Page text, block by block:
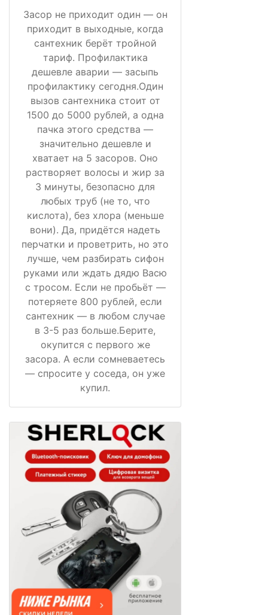
Засор не приходит один — он
приходит в выходные, когда
сантехник берёт тройной
тариф. Профилактика
дешевле аварии — засыпь
профилактику сегодня.Один
вызов сантехника стоит от
1500 до 5000 рублей, а одна
пачка этого средства —
значительно дешевле и
хватает на 5 засоров. Оно
растворяет волосы и жир за
3 минуты, безопасно для
любых труб (не то, что
кислота), без хлора (меньше
вони). Да, придётся надеть
перчатки и проветрить, но это
лучше, чем разбирать сифон
руками или ждать дядю Васю
с тросом. Если не пробьёт —
потеряете 800 рублей, если
сантехник — в любом случае
в 3-5 раз больше.Берите,
окупится с первого же
засора. А если сомневаетесь
— спросите у соседа, он уже
купил.